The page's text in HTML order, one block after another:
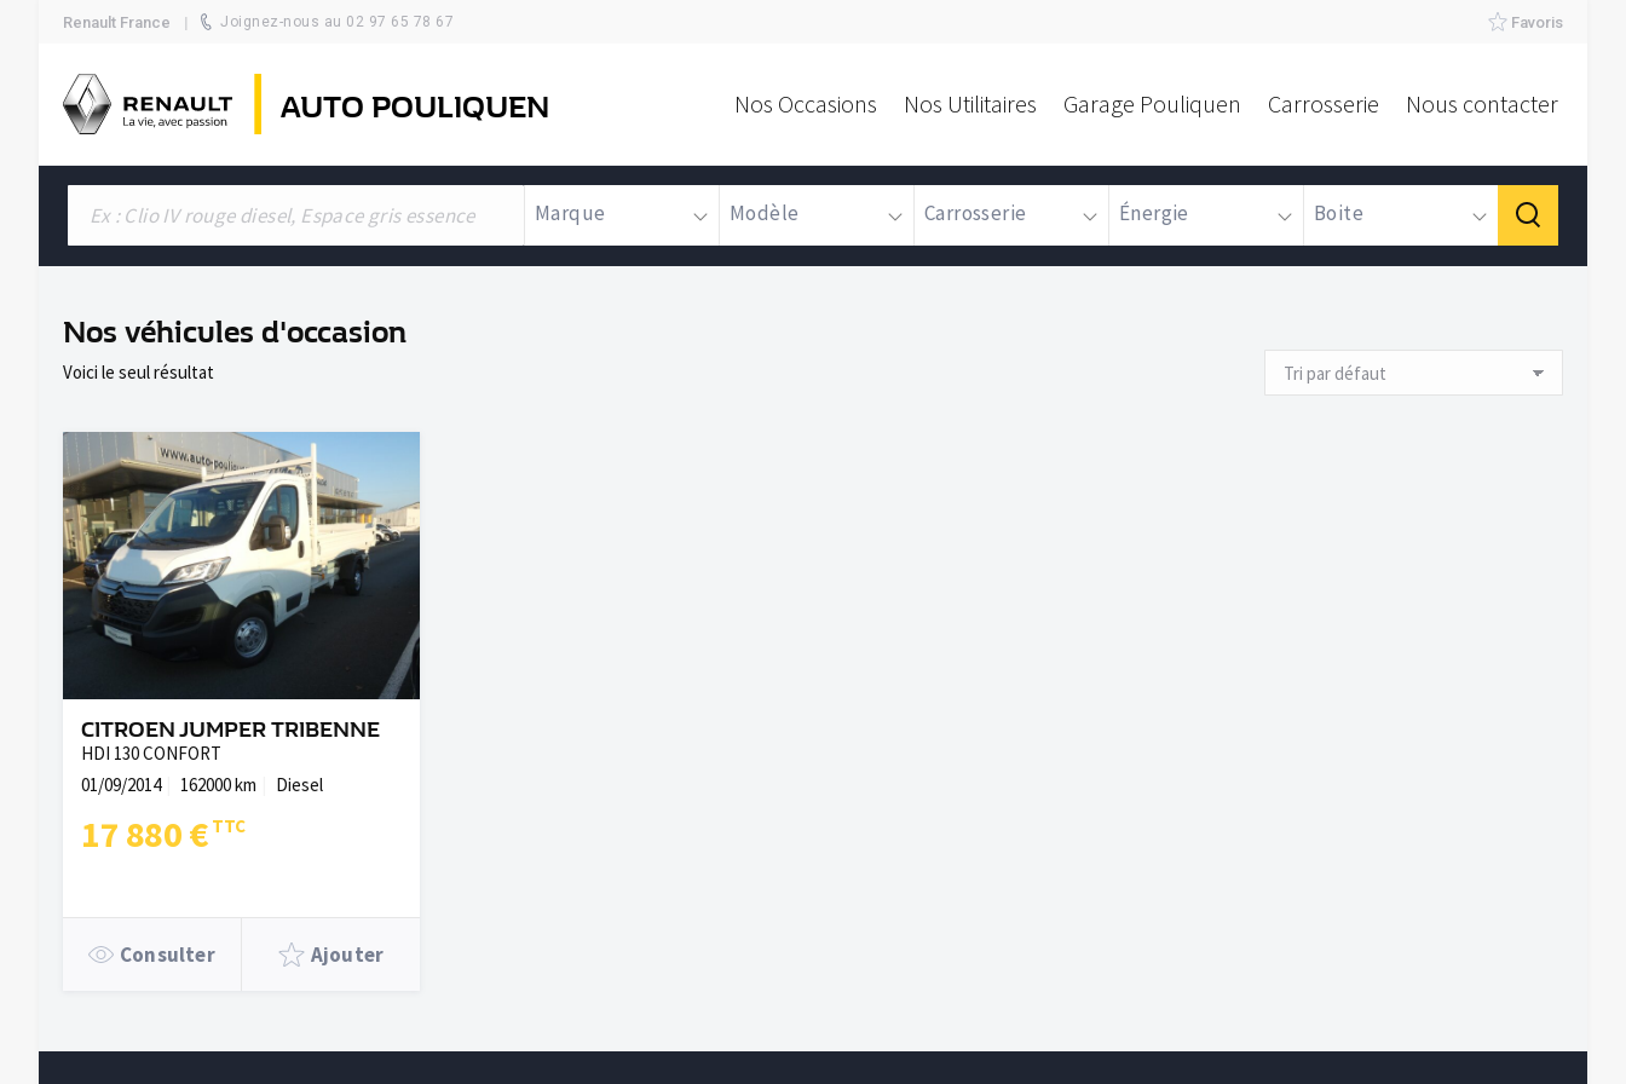
Renault France Joignez-nous au 02 97 65 78 67 Favoris
AUTO POULIQUEN Nos Occasions Nos Utilitaires Garage Pouliquen Carrosserie Nous contacter
Marque Modèle Carrosserie Énergie Boite
Nos véhicules d'occasion
Voici le seul résultat
CITROEN JUMPER TRIBENNE
HDI 130 CONFORT
01/09/2014
162000 km Diesel
17 880 €
Consulter Ajouter